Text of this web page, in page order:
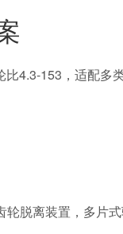
4.3-153，适配多
脱离装置，多片